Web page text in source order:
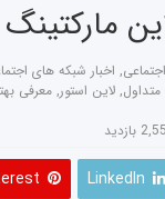
, اخبار شبکه های
متداول, لاین استور, معرفی
بازدید
LinkedIn